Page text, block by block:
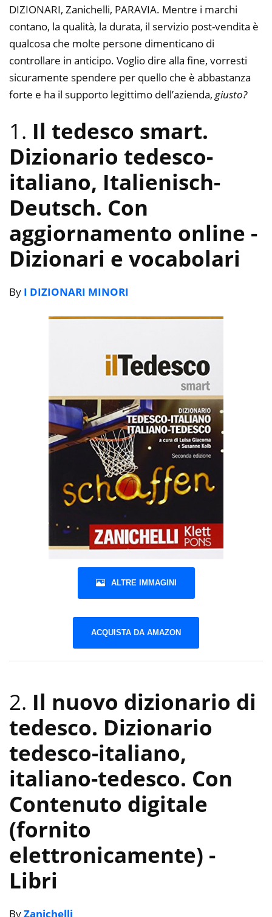
DIZIONARI, Zanichelli, PARAVIA. Mentre i marchi
contano, la qualità, la durata, il servizio post-vendita è
qualcosa che molte persone dimenticano di
controllare in anticipo. Voglio dire alla fine, vorresti
sicuramente spendere per quello che è abbastanza
forte e ha il supporto legittimo dell’azienda, giusto?
1. Il tedesco smart.
Dizionario tedesco-
italiano, Italienisch-
Deutsch. Con
aggiornamento online -
Dizionari e vocabolari
By I DIZIONARI MINORI
ALTRE IMMAGINI
ACQUISTA DA AMAZON
2. Il nuovo dizionario di
tedesco. Dizionario
tedesco-italiano,
italiano-tedesco. Con
Contenuto digitale
(fornito
elettronicamente) -
Libri
ByZanichelli